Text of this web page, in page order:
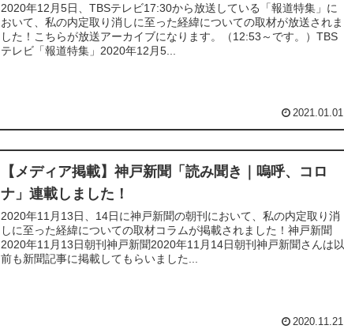
2020年12月5日、TBSテレビ17:30から放送している「報道特集」に
おいて、私の内定取り消しに至った経緯についての取材が放送されま
した！こちらが放送アーカイブになります。（12:53～です。）TBS
テレビ「報道特集」2020年12月5...
2021.01.01
【メディア掲載】神戸新聞「読み聞き｜嗚呼、コロ
ナ」連載しました！
2020年11月13日、14日に神戸新聞の朝刊において、私の内定取り消
しに至った経緯についての取材コラムが掲載されました！神戸新聞
2020年11月13日朝刊神戸新聞2020年11月14日朝刊神戸新聞さんは以
前も新聞記事に掲載してもらいました...
2020.11.21